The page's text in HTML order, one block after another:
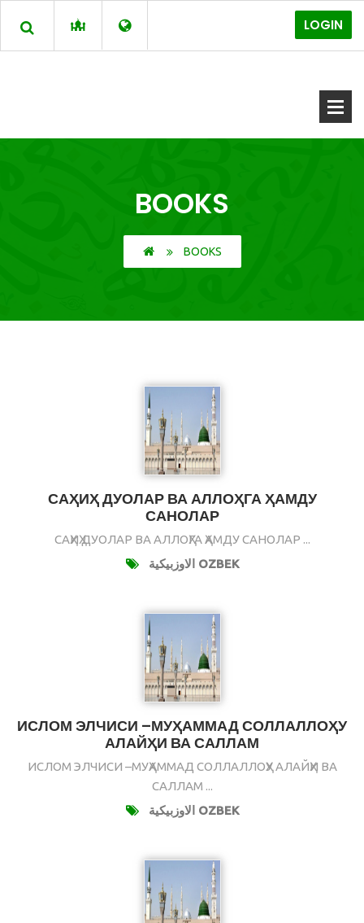
LOGIN
BOOKS
BOOKS
САҲИҲ ДУОЛАР ВА АЛЛОҲГА ҲАМДУ
САНОЛАР
САҲИҲ ДУОЛАР ВА АЛЛОҲГА ҲАМДУ САНОЛАР ...
الاوزبيكية OZBEK
ИСЛОМ ЭЛЧИСИ –МУҲАММАД СОЛЛАЛЛОҲУ
АЛАЙҲИ ВА САЛЛАМ
ИСЛОМ ЭЛЧИСИ –МУҲАММАД СОЛЛАЛЛОҲУ АЛАЙҲИ ВА
САЛЛАМ ...
الاوزبيكية OZBEK